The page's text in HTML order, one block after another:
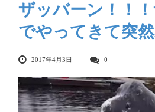
ザッバーン！！
でやってきて突
2017年4月3日 0